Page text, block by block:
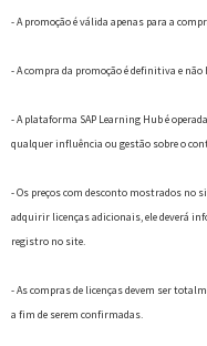
- A promoção é válida apenas para a
- A compra da promoção é definitiva e
- A plataforma SAP Learning Hub é
qualquer influência ou gestão sobre o
- Os preços com desconto mostrados no
adquirir licenças adicionais, ele deverá
registro no site.
- As compras de licenças devem ser
a fim de serem confirmadas.